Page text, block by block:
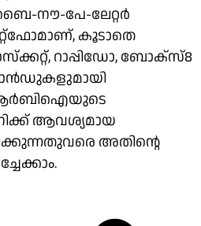
നൗ-പേ-ലേറ്റർ
കൂടാതെ
റാപ്പിഡോ, ബോക്‌സ്8
ആർ‌ബി‌ഐയുടെ
ആവശ്യമായ
അതിന്റെ